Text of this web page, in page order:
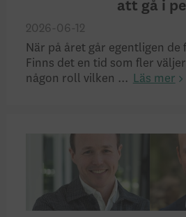
att gå i
2026-06-12
När på året går egentligen de
Finns det en tid som fler
någon roll vilken ...
Läs mer